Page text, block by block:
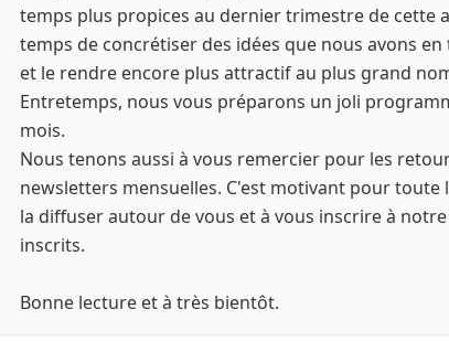
temps plus propices au dernier trimestre de cette
temps de concrétiser des idées que nous avons
et le rendre encore plus attractif au plus grand
Entretemps, nous vous préparons un joli
mois.
Nous tenons aussi à vous remercier pour les
newsletters mensuelles. C'est motivant pour toute
la diffuser autour de vous et à vous inscrire à notre
inscrits.
Bonne lecture et à très bientôt.